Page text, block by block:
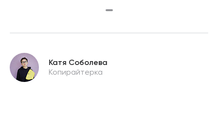
Катя Соболева
Копирайтерка